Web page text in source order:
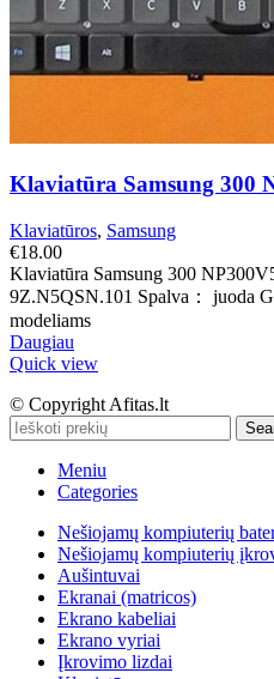
Klaviatūra Samsung 300
Klaviatūros, Samsung
€18.00
Klaviatūra Samsung 300
9Z.N5QSN.101 Spalva： juoda
modeliams
Daugiau
Quick view
© Copyright Afitas.lt
Meniu
Categories
Nešiojamų kompiuterių
Nešiojamų kompiuterių
Aušintuvai
Ekranai (matricos)
Ekrano kabeliai
Ekrano vyriai
Įkrovimo lizdai